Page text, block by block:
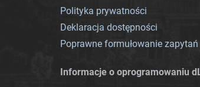
Polityka prywatności
Deklaracja dostępności
Poprawne formułowanie zapytań
Informacje o oprogramowaniu